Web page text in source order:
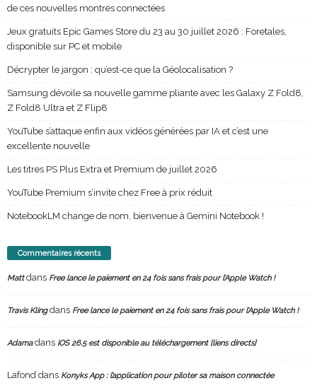
de ces nouvelles montres connectées
Jeux gratuits Epic Games Store du 23 au 30 juillet 2026 : Foretales,
disponible sur PC et mobile
Décrypter le jargon : qu’est-ce que la Géolocalisation ?
Samsung dévoile sa nouvelle gamme pliante avec les Galaxy Z Fold8,
Z Fold8 Ultra et Z Flip8
YouTube s’attaque enfin aux vidéos générées par IA et c’est une
excellente nouvelle
Les titres PS Plus Extra et Premium de juillet 2026
YouTube Premium s’invite chez Free à prix réduit
NotebookLM change de nom, bienvenue à Gemini Notebook !
Commentaires récents
Mattdans Free lance le paiement en 24 fois sans frais pour l’Apple Watch !
Travis Klingdans Free lance le paiement en 24 fois sans frais pour l’Apple Watch !
Adamadans iOS 26.5 est disponible au téléchargement [liens directs]
Lafond dans Konyks App : l’application pour piloter sa maison connectée